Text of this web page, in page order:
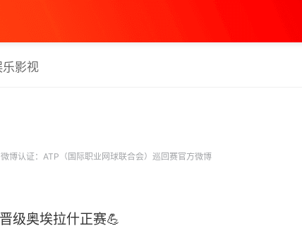
乐影视
微博认证：ATP（国际职业网球联合会）巡回赛官方微博
级奥埃拉什正赛💪